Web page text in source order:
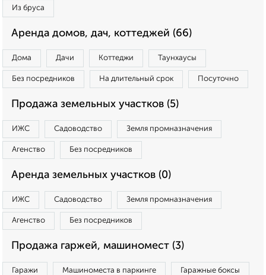
Из бруса
Аренда домов, дач, коттеджей (66)
Дома Дачи Коттеджи Таунхаусы
Без посредников На длительный срок Посуточно
Продажа земельных участков (5)
ИЖС Садоводство Земля промназначения
Агенство Без посредников
Аренда земельных участков (0)
ИЖС Садоводство Земля промназначения
Агенство Без посредников
Продажа гаржей, машиномест (3)
Гаражи Машиноместа в паркинге Гаражные боксы